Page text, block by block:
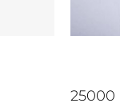
25000